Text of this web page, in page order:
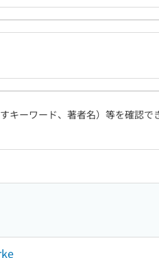
キーワード、著者名）等を確認で